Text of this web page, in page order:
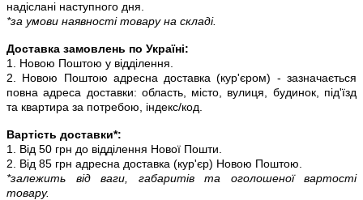
надіслані наступного дня.
*за умови наявності товару на складі.
Доставка замовлень по Україні:
1. Новою Поштою у відділення.
2. Новою Поштою адресна доставка (кур'єром) - зазначається
повна адреса доставки: область, місто, вулиця, будинок, під'їзд
та квартира за потребою, індекс/код.
Вартість доставки*:
1. Від 50 грн до відділення Нової Пошти.
2. Від 85 грн адресна доставка (кур'єр) Новою Поштою.
*залежить від ваги, габаритів та оголошеної вартості
товару.